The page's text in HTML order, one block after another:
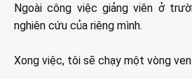
Ngoài công việc giảng viên ở
nghiên cứu của riêng mình.
Xong việc, tôi sẽ chạy một vòng